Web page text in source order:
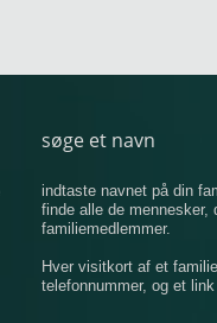
søge et navn
indtaste navnet på din
finde alle de mennesker,
familiemedlemmer.
Hver visitkort af et
telefonnummer, og et